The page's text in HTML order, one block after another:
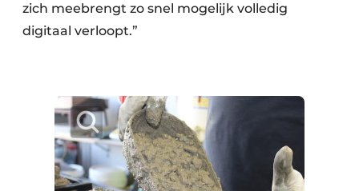
zich meebrengt zo snel mogelijk volledig
digitaal verloopt.”